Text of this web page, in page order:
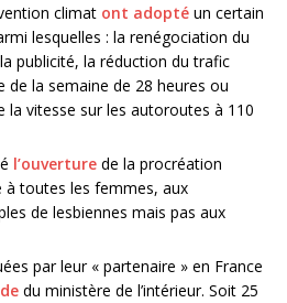
climat ont adopté un certain
lesquelles : la renégociation du
publicité, la réduction du trafic
de la semaine de 28 heures ou
la vitesse sur les autoroutes à 110
l’ouverture de la procréation
à toutes les femmes, aux
de lesbiennes mais pas aux
par leur « partenaire » en France
du ministère de l’intérieur. Soit 25